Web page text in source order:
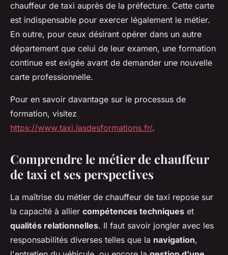
chauffeur de taxi auprès de la préfecture. Cette carte
est indispensable pour exercer légalement le métier.
En outre, pour ceux désirant opérer dans un autre
département que celui de leur examen, une formation
continue est exigée avant de demander une nouvelle
carte professionnelle.
Pour en savoir davantage sur le processus de
formation, visitez
https://www.taxi.lasdesformations.fr/.
Comprendre le métier de chauffeur
de taxi et ses perspectives
La maîtrise du métier de chauffeur de taxi repose sur
la capacité à allier compétences techniques et
qualités relationnelles. Il faut savoir jongler avec les
responsabilités diverses telles que la navigation,